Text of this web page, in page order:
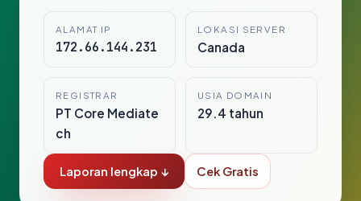
ALAMAT IP
172.66.144.231
LOKASI SERVER
Canada
REGISTRAR
PT Core Mediate
ch
USIA DOMAIN
29.4 tahun
Laporan lengkap ↓ Cek Gratis